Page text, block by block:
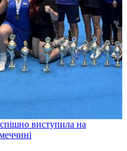
виступила на